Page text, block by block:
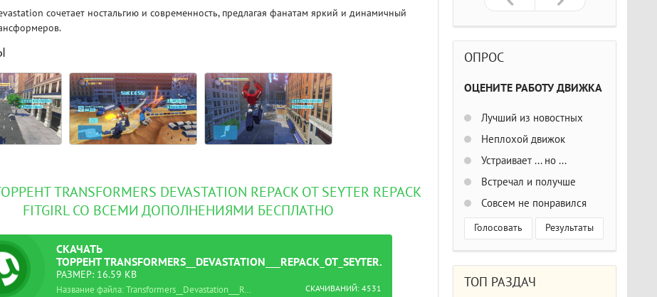
сочетает ностальгию и современность, предлагая фанатам яркий и динамичный
TRANSFORMERS DEVASTATION REPACK ОТ SEYTER REPACK
FITGIRL СО ВСЕМИ ДОПОЛНЕНИЯМИ БЕСПЛАТНО
СКАЧАТЬ
ТОРРЕНТTRANSFORMERS__DEVASTATION___REPACK_ОТ_SEYTER.TORRENT
РАЗМЕР: 16.59 KB
СКАЧИВАНИЙ: 4531
Название файла: Transformers__Devastation___RePack_от_SEYTER.torrent
ОПРОС
ОЦЕНИТЕ РАБОТУ ДВИЖКА
Лучший из новостных
Неплохой движок
Устраивает ... но ...
Встречал и получше
Совсем не понравился
Голосовать Результаты
ТОП РАЗДАЧ